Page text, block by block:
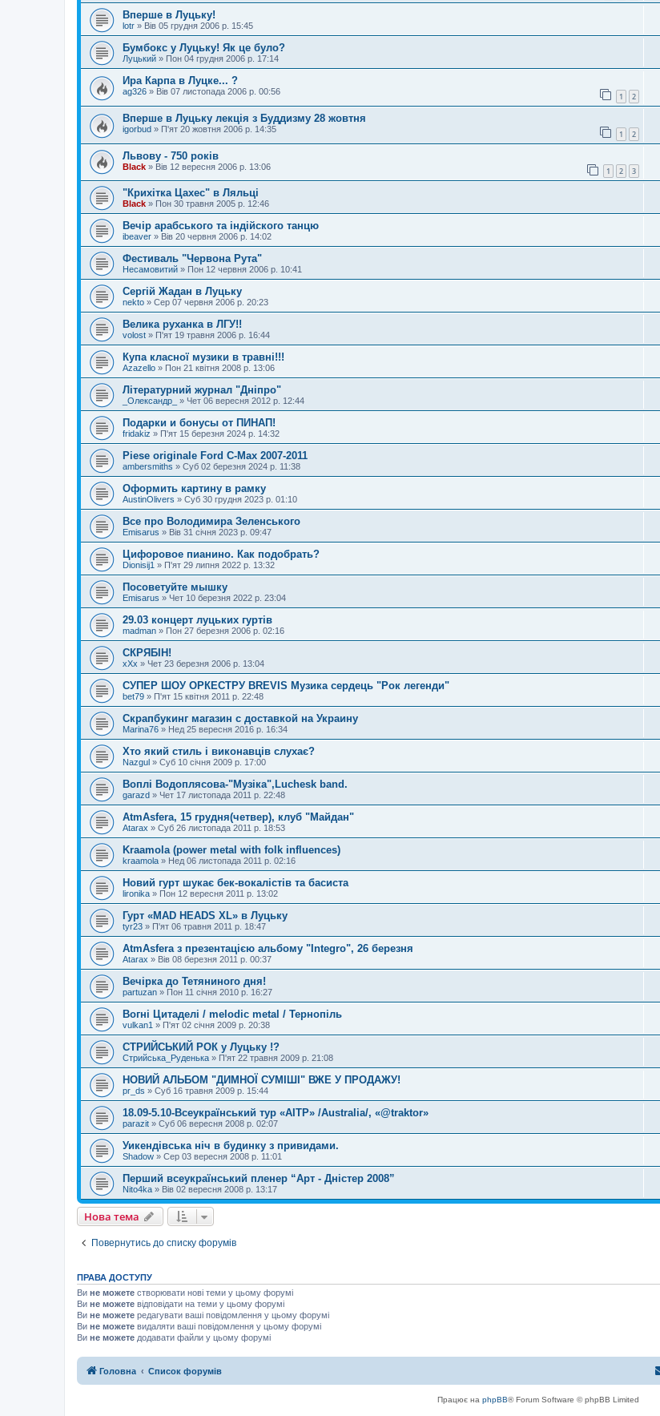
Вперше в Луцьку!
lotr » Вів 05 грудня 2006 р. 15:45
Бумбокс у Луцьку! Як це було?
Луцький » Пон 04 грудня 2006 р. 17:14
Ира Карпа в Луцке... ?
ag326 » Вів 07 листопада 2006 р. 00:56 1 2
Вперше в Луцьку лекція з Буддизму 28 жовтня
igorbud » П'ят 20 жовтня 2006 р. 14:35 1 2
Львову - 750 років
Black » Вів 12 вересня 2006 р. 13:06 1 2 3
"Крихітка Цахес" в Ляльці
Black » Пон 30 травня 2005 р. 12:46
Вечір арабського та індійского танцю
ibeaver » Вів 20 червня 2006 р. 14:02
Фестиваль "Червона Рута"
Несамовитий » Пон 12 червня 2006 р. 10:41
Сергій Жадан в Луцьку
nekto » Сер 07 червня 2006 р. 20:23
Велика руханка в ЛГУ!!
volost » П'ят 19 травня 2006 р. 16:44
Купа класної музики в травні!!!
Azazello » Пон 21 квітня 2008 р. 13:06
Літературний журнал "Дніпро"
_Олександр_ » Чет 06 вересня 2012 р. 12:44
Подарки и бонусы от ПИНАП!
fridakiz » П'ят 15 березня 2024 р. 14:32
Piese originale Ford C-Max 2007-2011
ambersmiths » Суб 02 березня 2024 р. 11:38
Оформить картину в рамку
AustinOlivers » Суб 30 грудня 2023 р. 01:10
Все про Володимира Зеленського
Emisarus » Вів 31 січня 2023 р. 09:47
Цифоровое пианино. Как подобрать?
Dionisij1 » П'ят 29 липня 2022 р. 13:32
Посоветуйте мышку
Emisarus » Чет 10 березня 2022 р. 23:04
29.03 концерт луцьких гуртів
madman » Пон 27 березня 2006 р. 02:16
СКРЯБІН!
xXx » Чет 23 березня 2006 р. 13:04
СУПЕР ШОУ ОРКЕСТРУ BREVIS Музика сердець "Рок легенди"
bet79 » П'ят 15 квітня 2011 р. 22:48
Скрапбукинг магазин с доставкой на Украину
Marina76 » Нед 25 вересня 2016 р. 16:34
Хто який стиль і виконавців слухає?
Nazgul » Суб 10 січня 2009 р. 17:00
Воплі Водоплясова-"Музіка",Luchesk band.
garazd » Чет 17 листопада 2011 р. 22:48
AtmAsfera, 15 грудня(четвер), клуб "Майдан"
Atarax » Суб 26 листопада 2011 р. 18:53
Kraamola (power metal with folk influences)
kraamola » Нед 06 листопада 2011 р. 02:16
Новий гурт шукає бек-вокалістів та басиста
lironika » Пон 12 вересня 2011 р. 13:02
Гурт «MAD HEADS XL» в Луцьку
tyr23 » П'ят 06 травня 2011 р. 18:47
AtmAsfera з презентацією альбому "Integro", 26 березня
Atarax » Вів 08 березня 2011 р. 00:37
Вечірка до Тетяниного дня!
partuzan » Пон 11 січня 2010 р. 16:27
Вогні Цитаделі / melodic metal / Тернопіль
vulkan1 » П'ят 02 січня 2009 р. 20:38
СТРИЙСЬКИЙ РОК у Луцьку !?
Стрийська_Руденька » П'ят 22 травня 2009 р. 21:08
НОВИЙ АЛЬБОМ "ДИМНОЇ СУМІШІ" ВЖЕ У ПРОДАЖУ!
pr_ds » Суб 16 травня 2009 р. 15:44
18.09-5.10-Всеукраїнський тур «AITP» /Australia/, «@traktor»
parazit » Суб 06 вересня 2008 р. 02:07
Уикендівська ніч в будинку з привидами.
Shadow » Сер 03 вересня 2008 р. 11:01
Перший всеукраїнський пленер “Арт - Дністер 2008”
Nito4ka » Вів 02 вересня 2008 р. 13:17
Нова тема
Повернутись до списку форумів
ПРАВА ДОСТУПУ
Ви не можете створювати нові теми у цьому форумі
Ви не можете відповідати на теми у цьому форумі
Ви не можете редагувати ваші повідомлення у цьому форумі
Ви не можете видаляти ваші повідомлення у цьому форумі
Ви не можете додавати файли у цьому форумі
Головна Список форумів
Працює на phpBB® Forum Software © phpBB Limited